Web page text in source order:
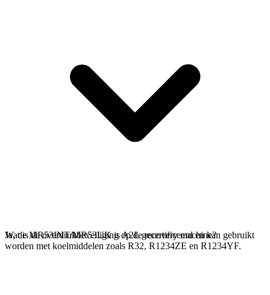
Ja, de MR53INT/MR53UK is A2L gecertificeerd en kan gebruikt
worden met koelmiddelen zoals R32, R1234ZE en R1234YF.
Wat is de overdrukbeveiliging op de recovery machine?